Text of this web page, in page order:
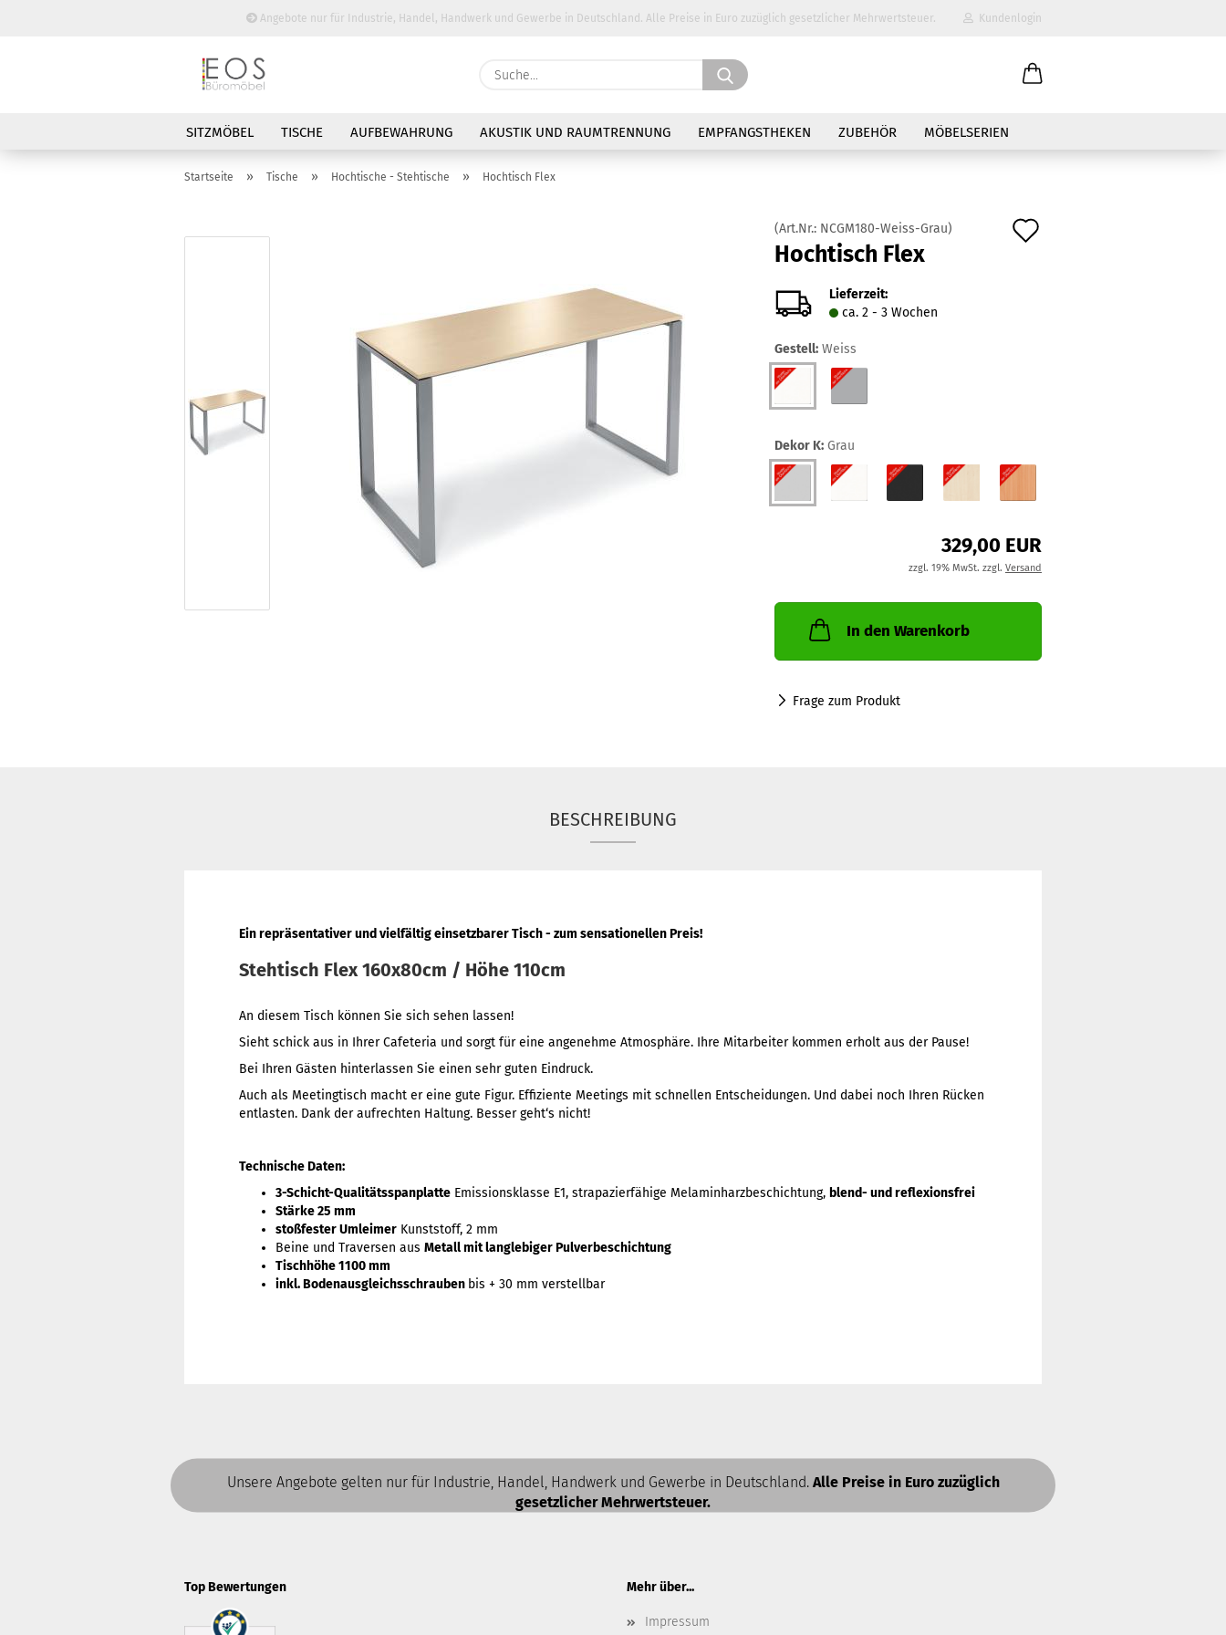
Angebote nur für Industrie, Handel, Handwerk und Gewerbe in Deutschland. Alle Preise in Euro zuzüglich gesetzlicher Mehrwertsteuer. Kundenlogin
Passwort vergessen?
Suche...
SITZMÖBEL TISCHE AUFBEWAHRUNG AKUSTIK UND RAUMTRENNUNG EMPFANGSTHEKEN ZUBEHÖR MÖBELSERIEN
BESPRECHUNGSTISCHE
Startseite » Tische » Hochtische - Stehtische » Hochtisch Flex
(Art.Nr.: NCGM180-Weiss-Grau)
Hochtisch Flex
Lieferzeit:
ca. 2 - 3 Wochen
Gestell: Weiss
Dekor K: Grau
329,00 EUR
zzgl. 19% MwSt. zzgl. Versand
In den Warenkorb
Frage zum Produkt
BESCHREIBUNG
Ein repräsentativer und vielfältig einsetzbarer Tisch - zum sensationellen Preis!
Stehtisch Flex 160x80cm / Höhe 110cm
An diesem Tisch können Sie sich sehen lassen!
Sieht schick aus in Ihrer Cafeteria und sorgt für eine angenehme Atmosphäre. Ihre Mitarbeiter kommen erholt aus der Pause!
Bei Ihren Gästen hinterlassen Sie einen sehr guten Eindruck.
Auch als Meetingtisch macht er eine gute Figur. Effiziente Meetings mit schnellen Entscheidungen. Und dabei noch Ihren Rücken
entlasten. Dank der aufrechten Haltung. Besser geht‘s nicht!
Technische Daten:
3-Schicht-Qualitätsspanplatte Emissionsklasse E1, strapazierfähige Melaminharzbeschichtung, blend- und reflexionsfrei
Stärke 25 mm
stoßfester Umleimer Kunststoff, 2 mm
Beine und Traversen aus Metall mit langlebiger Pulverbeschichtung
Tischhöhe 1100 mm
inkl. Bodenausgleichsschrauben bis + 30 mm verstellbar
Unsere Angebote gelten nur für Industrie, Handel, Handwerk und Gewerbe in Deutschland. Alle Preise in Euro zuzüglich
gesetzlicher Mehrwertsteuer.
Top Bewertungen Mehr über...
Impressum